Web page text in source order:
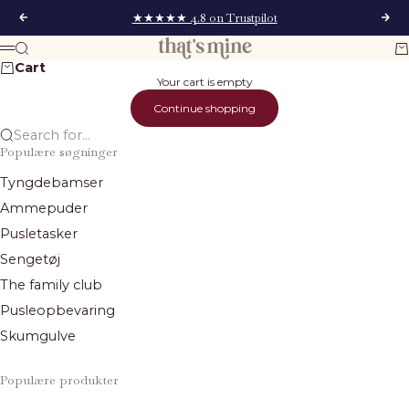
Previous
★★★★★ 4.8 on Trustpilot
Next
That's Mine
Menu
Search
Cart
Your cart is empty
Continue shopping
Search for...
Populære søgninger
Tyngdebamser
Ammepuder
Pusletasker
Sengetøj
The family club
Pusleopbevaring
Skumgulve
Populære produkter